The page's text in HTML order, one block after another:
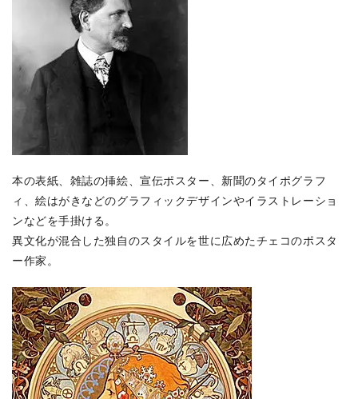
本の表紙、雑誌の挿絵、宣伝ポスター、新聞のタイポグラフ
ィ、絵はがきなどのグラフィックデザインやイラストレーショ
ンなどを手掛ける。
異文化が混合した独自のスタイルを世に広めたチェコのポスタ
ー作家。